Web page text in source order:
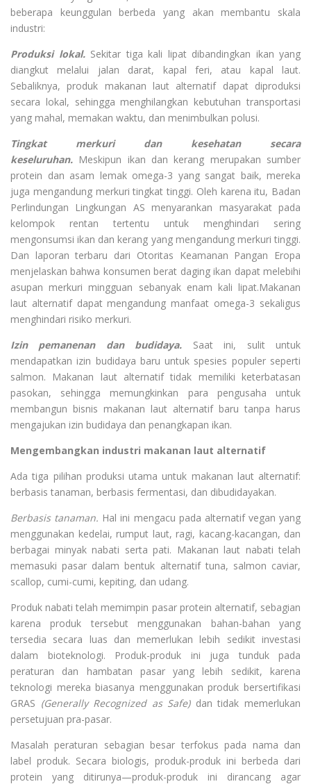
beberapa keunggulan berbeda yang akan membantu skala
industri:
Produksi lokal.Sekitar tiga kali lipat dibandingkan ikan yang
diangkut melalui jalan darat, kapal feri, atau kapal laut.
Sebaliknya, produk makanan laut alternatif dapat diproduksi
secara lokal, sehingga menghilangkan kebutuhan transportasi
yang mahal, memakan waktu, dan menimbulkan polusi.
Tingkat merkuri dan kesehatan secara
keseluruhan. Meskipun ikan dan kerang merupakan sumber
protein dan asam lemak omega-3 yang sangat baik, mereka
juga mengandung merkuri tingkat tinggi. Oleh karena itu, Badan
Perlindungan Lingkungan AS menyarankan masyarakat pada
kelompok rentan tertentu untuk menghindari sering
mengonsumsi ikan dan kerang yang mengandung merkuri tinggi.
Dan laporan terbaru dari Otoritas Keamanan Pangan Eropa
menjelaskan bahwa konsumen berat daging ikan dapat melebihi
asupan merkuri mingguan sebanyak enam kali lipat.Makanan
laut alternatif dapat mengandung manfaat omega-3 sekaligus
menghindari risiko merkuri.
Izin pemanenan dan budidaya. Saat ini, sulit untuk
mendapatkan izin budidaya baru untuk spesies populer seperti
salmon. Makanan laut alternatif tidak memiliki keterbatasan
pasokan, sehingga memungkinkan para pengusaha untuk
membangun bisnis makanan laut alternatif baru tanpa harus
mengajukan izin budidaya dan penangkapan ikan.
Mengembangkan industri makanan laut alternatif
Ada tiga pilihan produksi utama untuk makanan laut alternatif:
berbasis tanaman, berbasis fermentasi, dan dibudidayakan.
Berbasis tanaman. Hal ini mengacu pada alternatif vegan yang
menggunakan kedelai, rumput laut, ragi, kacang-kacangan, dan
berbagai minyak nabati serta pati. Makanan laut nabati telah
memasuki pasar dalam bentuk alternatif tuna, salmon caviar,
scallop, cumi-cumi, kepiting, dan udang.
Produk nabati telah memimpin pasar protein alternatif, sebagian
karena produk tersebut menggunakan bahan-bahan yang
tersedia secara luas dan memerlukan lebih sedikit investasi
dalam bioteknologi. Produk-produk ini juga tunduk pada
peraturan dan hambatan pasar yang lebih sedikit, karena
teknologi mereka biasanya menggunakan produk bersertifikasi
GRAS (Generally Recognized as Safe)dan tidak memerlukan
persetujuan pra-pasar.
Masalah peraturan sebagian besar terfokus pada nama dan
label produk. Secara biologis, produk-produk ini berbeda dari
protein yang ditirunya—produk-produk ini dirancang agar